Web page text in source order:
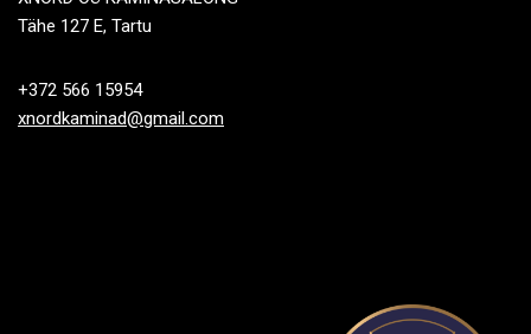
Tähe 127 E, Tartu
+372 566 15954
xnordkaminad@gmail.com